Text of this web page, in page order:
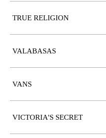
TRUE RELIGION
VALABASAS
VANS
VICTORIA'S SECRET